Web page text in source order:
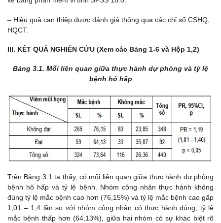
– Hiệu quả can thiệp được đánh giá thông qua các chỉ số CSHQ,
HQCT.
III. KẾT QUẢ NGHIÊN CỨU (Xem các Bảng 1-6 và Hộp 1,2)
Bảng 3.1. Mối liên quan giữa thực hành dự phòng và tỷ lệ
bệnh hô hấp
Trên Bảng 3.1 ta thấy, có mối liên quan giữa thực hành dự phòng
bệnh hô hấp và tỷ lệ bệnh. Nhóm công nhân thực hành không
đúng tỷ lệ mắc bệnh cao hơn (76,15%) và tỷ lệ mắc bệnh cao gấp
1,01 – 1,4 lần so với nhóm công nhân có thực hành đúng, tỷ lệ
mắc bệnh thấp hơn (64,13%), giữa hai nhóm có sự khác biệt rõ